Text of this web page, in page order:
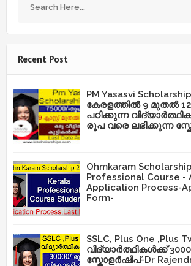
Recent Post
PM Yasasvi
കേരളത്തിൽ 9 മുതൽ
പഠിക്കുന്ന
രൂപ വരെ ലഭിക്കുന്ന
Ohmkaram
Professional Course -
Application Process-
Form-
SSLC, Plus One ,Plus
വിദ്യാർത്ഥികൾക്ക്
സ്കോളർഷിപ്-Dr